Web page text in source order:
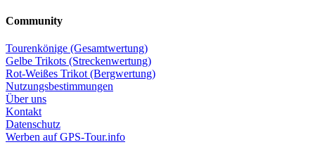
Community
Tourenkönige (Gesamtwertung)
Gelbe Trikots (Streckenwertung)
Rot-Weißes Trikot (Bergwertung)
Nutzungsbestimmungen
Über uns
Kontakt
Datenschutz
Werben auf GPS-Tour.info